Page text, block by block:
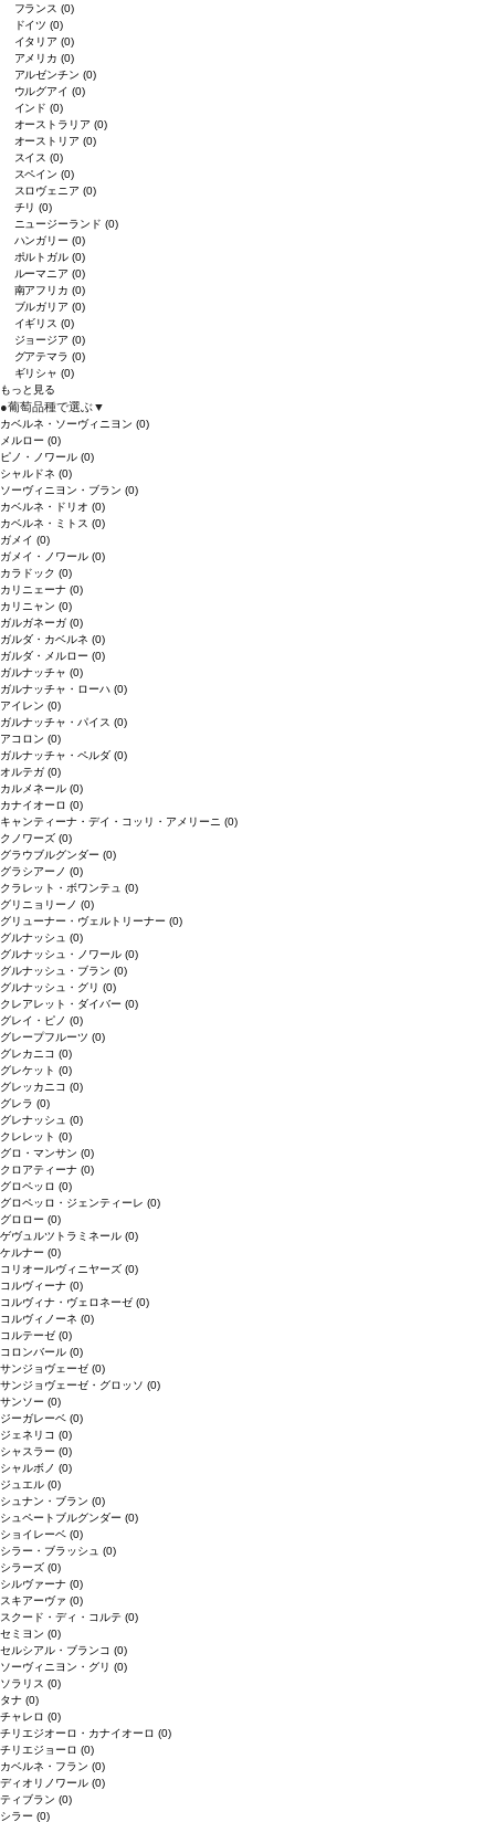
フランス(0)
ドイツ(0)
イタリア(0)
アメリカ(0)
アルゼンチン(0)
ウルグアイ(0)
インド(0)
オーストラリア(0)
オーストリア(0)
スイス(0)
スペイン(0)
スロヴェニア(0)
チリ(0)
ニュージーランド(0)
ハンガリー(0)
ポルトガル(0)
ルーマニア(0)
南アフリカ(0)
ブルガリア(0)
イギリス(0)
ジョージア(0)
グアテマラ(0)
ギリシャ(0)
もっと見る
●葡萄品種で選ぶ▼
カベルネ・ソーヴィニヨン (0)
メルロー (0)
ピノ・ノワール (0)
シャルドネ (0)
ソーヴィニヨン・ブラン (0)
カベルネ・ドリオ (0)
カベルネ・ミトス (0)
ガメイ (0)
ガメイ・ノワール (0)
カラドック (0)
カリニェーナ (0)
カリニャン (0)
ガルガネーガ (0)
ガルダ・カベルネ (0)
ガルダ・メルロー (0)
ガルナッチャ (0)
ガルナッチャ・ローハ (0)
アイレン (0)
ガルナッチャ・パイス (0)
アコロン (0)
ガルナッチャ・ペルダ (0)
オルテガ (0)
カルメネール (0)
カナイオーロ (0)
キャンティーナ・デイ・コッリ・アメリーニ (0)
クノワーズ (0)
グラウブルグンダー (0)
グラシアーノ (0)
クラレット・ボワンテュ (0)
グリニョリーノ (0)
グリューナー・ヴェルトリーナー (0)
グルナッシュ (0)
グルナッシュ・ノワール (0)
グルナッシュ・ブラン (0)
グルナッシュ・グリ (0)
クレアレット・ダイバー (0)
グレイ・ピノ (0)
グレープフルーツ (0)
グレカニコ (0)
グレケット (0)
グレッカニコ (0)
グレラ (0)
グレナッシュ (0)
クレレット (0)
グロ・マンサン (0)
クロアティーナ (0)
グロペッロ (0)
グロペッロ・ジェンティーレ (0)
グロロー (0)
ゲヴュルツトラミネール (0)
ケルナー (0)
コリオールヴィニヤーズ (0)
コルヴィーナ (0)
コルヴィナ・ヴェロネーゼ (0)
コルヴィノーネ (0)
コルテーゼ (0)
コロンバール (0)
サンジョヴェーゼ (0)
サンジョヴェーゼ・グロッソ (0)
サンソー (0)
ジーガレーベ (0)
ジェネリコ (0)
シャスラー (0)
シャルボノ (0)
ジュエル (0)
シュナン・ブラン (0)
シュペートブルグンダー (0)
ショイレーベ (0)
シラー・ブラッシュ (0)
シラーズ (0)
シルヴァーナ (0)
スキアーヴァ (0)
スクード・ディ・コルテ (0)
セミヨン (0)
セルシアル・ブランコ (0)
ソーヴィニヨン・グリ (0)
ソラリス (0)
タナ (0)
チャレロ (0)
チリエジオーロ・カナイオーロ (0)
チリエジョーロ (0)
カベルネ・フラン (0)
ディオリノワール (0)
ティブラン (0)
シラー (0)